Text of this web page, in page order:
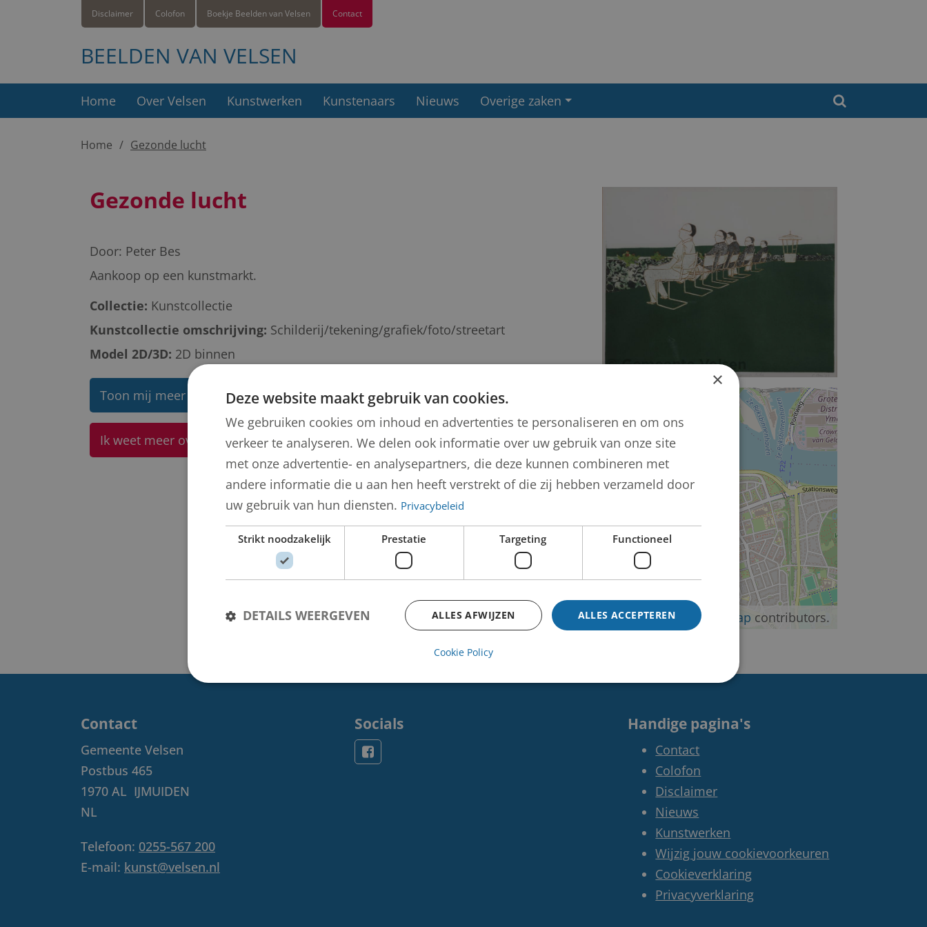
Contact
Boekje Beelden van Velsen
Colofon
Disclaimer
BEELDEN VAN VELSEN
Home Over Velsen Kunstwerken Kunstenaars Nieuws Overige zaken
Home Gezonde lucht
Gezonde lucht
Door: Peter Bes
Aankoop op een kunstmarkt.
Collectie: Kunstcollectie
Kunstcollectie omschrijving: Schilderij/tekening/grafiek/foto/streetart
Model 2D/3D: 2D binnen
Toon mij meer werken van Peter Bes
Ik weet meer over dit kunstwerk
−
©OpenStreetMap contributors.
Contact
Gemeente Velsen
Postbus 465
1970 AL IJMUIDEN
NL
Telefoon: 0255-567 200
E-mail: kunst@velsen.nl
Socials Handige pagina's
Contact
Colofon
Disclaimer
Nieuws
Kunstwerken
Wijzig jouw cookievoorkeuren
Cookieverklaring
Privacyverklaring
×
Deze website maakt gebruik van cookies.
We gebruiken cookies om inhoud en advertenties te personaliseren en om ons
verkeer te analyseren. We delen ook informatie over uw gebruik van onze site
met onze advertentie- en analysepartners, die deze kunnen combineren met
andere informatie die u aan hen heeft verstrekt of die zij hebben verzameld door
uw gebruik van hun diensten. Privacybeleid
Strikt noodzakelijk Prestatie Targeting Functioneel
ALLES ACCEPTEREN
ALLES AFWIJZEN
DETAILS WEERGEVEN
Cookie Policy